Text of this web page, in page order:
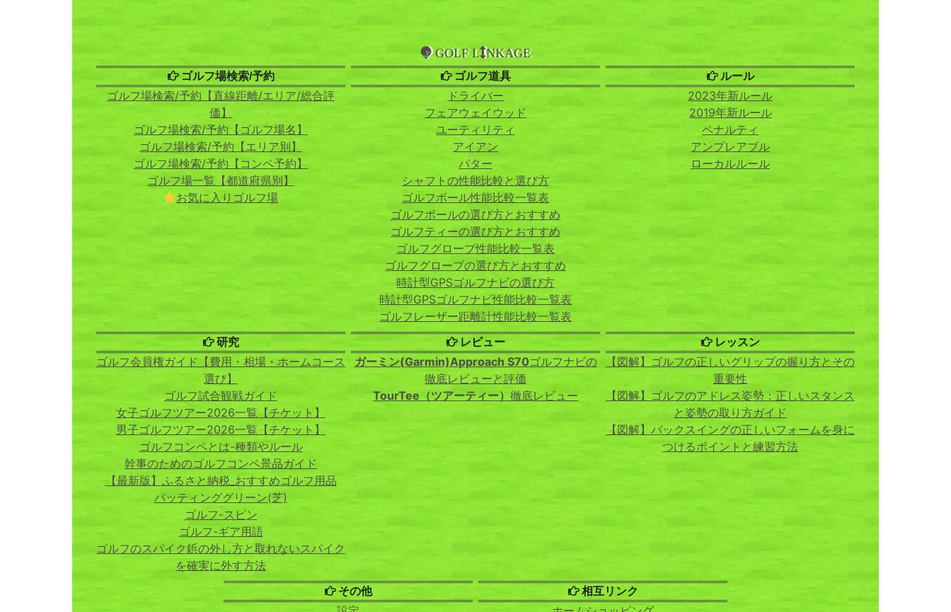
GOLF L NKAGE
ゴルフ場検索/予約
ゴルフ場検索/予約【直線距離/エリア/総合評
価】
ゴルフ場検索/予約【ゴルフ場名】
ゴルフ場検索/予約【エリア別】
ゴルフ場検索/予約【コンペ予約】
ゴルフ場一覧【都道府県別】
お気に入りゴルフ場
ゴルフ道具
ドライバー
フェアウェイウッド
ユーティリティ
アイアン
パター
シャフトの性能比較と選び方
ゴルフボール性能比較一覧表
ゴルフボールの選び方とおすすめ
ゴルフティーの選び方とおすすめ
ゴルフグローブ性能比較一覧表
ゴルフグローブの選び方とおすすめ
時計型GPSゴルフナビの選び方
時計型GPSゴルフナビ性能比較一覧表
ゴルフレーザー距離計性能比較一覧表
ルール
2023年新ルール
2019年新ルール
ペナルティ
アンプレアブル
ローカルルール
研究
ゴルフ会員権ガイド【費用・相場・ホームコース
選び】
ゴルフ試合観戦ガイド
女子ゴルフツアー2026一覧【チケット】
男子ゴルフツアー2026一覧【チケット】
ゴルフコンペとは-種類やルール
幹事のためのゴルフコンペ景品ガイド
【最新版】ふるさと納税_おすすめゴルフ用品
パッティンググリーン(芝)
ゴルフ-スピン
ゴルフ-ギア用語
ゴルフのスパイク鋲の外し方と取れないスパイク
を確実に外す方法
レビュー
ガーミン(Garmin)Approach S70ゴルフナビの
徹底レビューと評価
TourTee（ツアーティー） 徹底レビュー
レッスン
【図解】ゴルフの正しいグリップの握り方とその
重要性
【図解】ゴルフのアドレス姿勢：正しいスタンス
と姿勢の取り方ガイド
【図解】バックスイングの正しいフォームを身に
つけるポイントと練習方法
その他 相互リンク